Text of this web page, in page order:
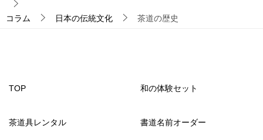
コラム 日本の伝統文化 茶道の歴史
TOP 和の体験セット
茶道具レンタル 書道名前オーダー